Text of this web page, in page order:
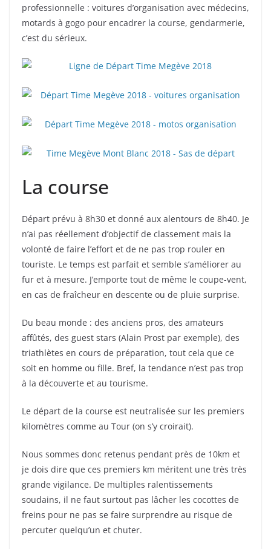
professionnelle : voitures d’organisation avec médecins,
motards à gogo pour encadrer la course, gendarmerie,
c’est du sérieux.
La course
Départ prévu à 8h30 et donné aux alentours de 8h40. Je
n’ai pas réellement d’objectif de classement mais la
volonté de faire l’effort et de ne pas trop rouler en
touriste. Le temps est parfait et semble s’améliorer au
fur et à mesure. J’emporte tout de même le coupe-vent,
en cas de fraîcheur en descente ou de pluie surprise.
Du beau monde : des anciens pros, des amateurs
affûtés, des guest stars (Alain Prost par exemple), des
triathlètes en cours de préparation, tout cela que ce
soit en homme ou fille. Bref, la tendance n’est pas trop
à la découverte et au tourisme.
Le départ de la course est neutralisée sur les premiers
kilomètres comme au Tour (on s’y croirait).
Nous sommes donc retenus pendant près de 10km et
je dois dire que ces premiers km méritent une très très
grande vigilance. De multiples ralentissements
soudains, il ne faut surtout pas lâcher les cocottes de
freins pour ne pas se faire surprendre au risque de
percuter quelqu’un et chuter.